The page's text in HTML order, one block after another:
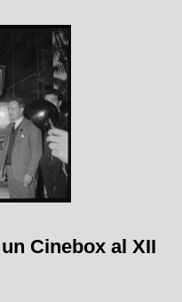
Cinebox al XII